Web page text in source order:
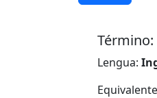
Término:
Lengua: